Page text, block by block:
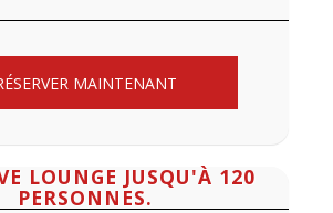
MAINTENANT
LOUNGE JUSQU'À 120
PERSONNES.